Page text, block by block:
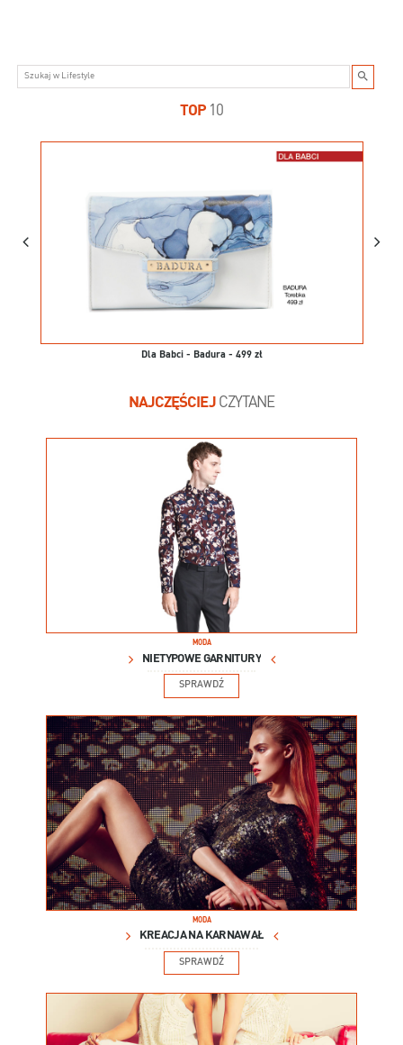
TOP 10
Dla Babci - Badura - 499 zł
NAJCZĘŚCIEJCZYTANE
MODA
NIETYPOWE GARNITURY
SPRAWDŹ
MODA
KREACJA NA KARNAWAŁ
SPRAWDŹ